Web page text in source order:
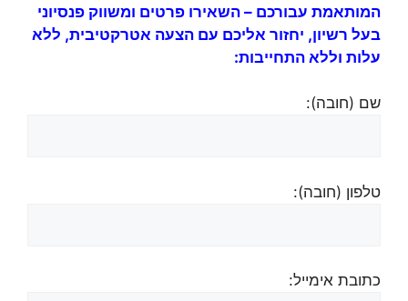
המותאמת עבורכם – השאירו פרטים ומשווק פנסיוני
בעל רשיון, יחזור אליכם עם הצעה אטרקטיבית, ללא
עלות וללא התחייבות:
שם (חובה):
טלפון (חובה):
כתובת אימייל: